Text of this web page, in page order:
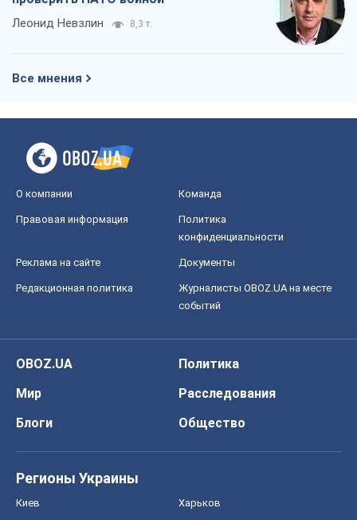
Леонид Невзлин 8,3 т.
Все мнения
О компании Команда
Правовая информация
Политика
конфиденциальности
Реклама на сайте Документы
Редакционная политика
Журналисты OBOZ.UA на месте
событий
OBOZ.UA
Политика
Мир
Расследования
Блоги
Общество
Регионы Украины
Киев Харьков